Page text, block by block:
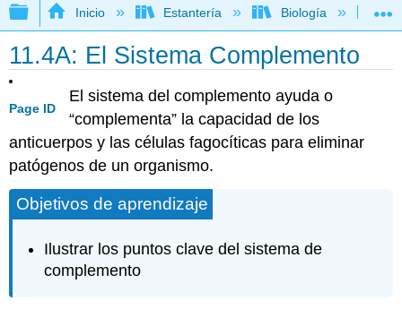
Expandir/contraer jerarquía global
Inicio Estantería Biología
11.4A: El Sistema Complemento
Page ID
El sistema del complemento ayuda o
“complementa” la capacidad de los
anticuerpos y las células fagocíticas para eliminar
patógenos de un organismo.
Objetivos de aprendizaje
Ilustrar los puntos clave del sistema de
complemento